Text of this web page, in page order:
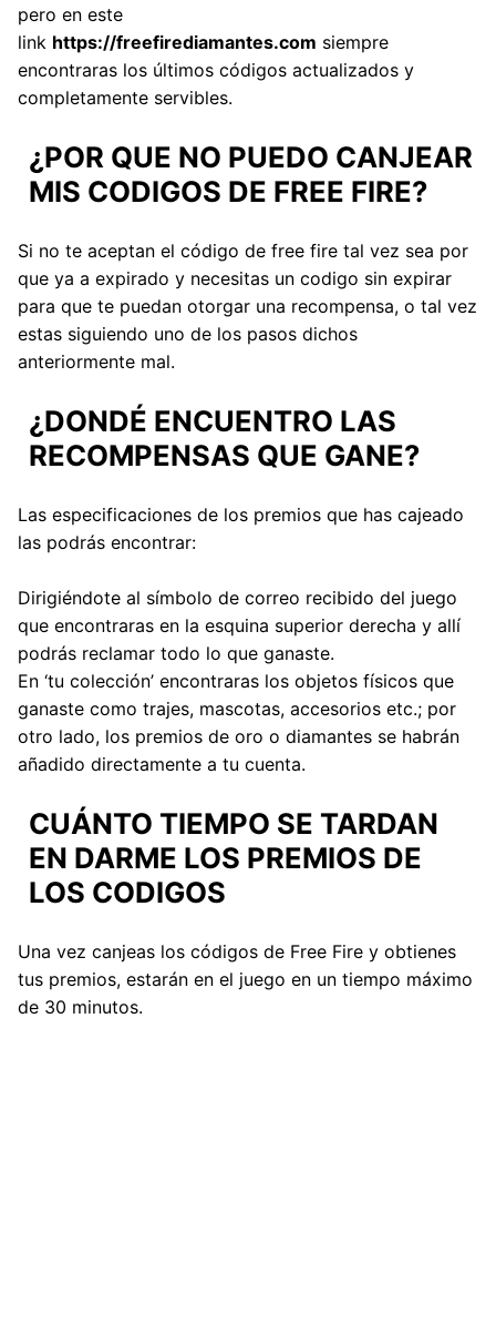
pero en este
link https://freefirediamantes.com siempre
encontraras los últimos códigos actualizados y
completamente servibles.
¿POR QUE NO PUEDO CANJEAR
MIS CODIGOS DE FREE FIRE?
Si no te aceptan el código de free fire tal vez sea por
que ya a expirado y necesitas un codigo sin expirar
para que te puedan otorgar una recompensa, o tal vez
estas siguiendo uno de los pasos dichos
anteriormente mal.
¿DONDÉ ENCUENTRO LAS
RECOMPENSAS QUE GANE?
Las especificaciones de los premios que has cajeado
las podrás encontrar:
Dirigiéndote al símbolo de correo recibido del juego
que encontraras en la esquina superior derecha y allí
podrás reclamar todo lo que ganaste.
En ‘tu colección’ encontraras los objetos físicos que
ganaste como trajes, mascotas, accesorios etc.; por
otro lado, los premios de oro o diamantes se habrán
añadido directamente a tu cuenta.
CUÁNTO TIEMPO SE TARDAN
EN DARME LOS PREMIOS DE
LOS CODIGOS
Una vez canjeas los códigos de Free Fire y obtienes
tus premios, estarán en el juego en un tiempo máximo
de 30 minutos.